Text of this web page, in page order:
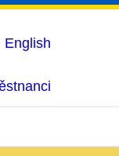
English